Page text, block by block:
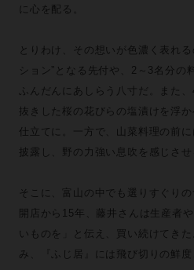
に心を配る。
とりわけ、その想いが色濃く表れ
ション”となる先付や、2～3名分の
ふんだんにあしらう八寸だ。また
抜きした桜の花びらの塩漬けを浮
仕立てに。一方で、山菜料理の前
披露し、野の力強い息吹を感じさせ
そこに、富山の中でも選りすぐり
開店から15年、藤井さんは生産者
いものを」と伝え、買い続けてき
み、『ふじ居』には飛び切りの鮮